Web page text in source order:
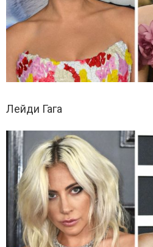
Лейди Гага